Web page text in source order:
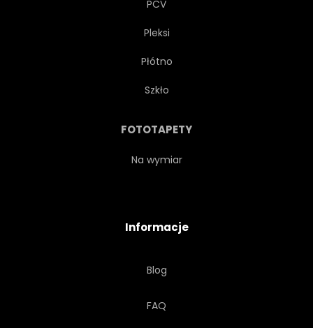
PCV
Pleksi
Płótno
Szkło
FOTOTAPETY
Na wymiar
Informacje
Blog
FAQ